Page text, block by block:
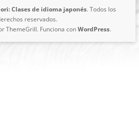
Clases de idioma japonés. Todos los
reservados.
ThemeGrill. Funciona conWordPress.